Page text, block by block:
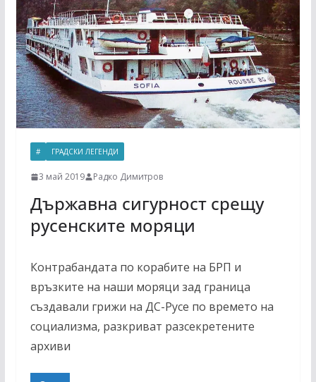
# ГРАДСКИ ЛЕГЕНДИ
3 май 2019 Радко Димитров
Държавна сигурност срещу
русенските моряци
Контрабандата по корабите на БРП и
връзките на наши моряци зад граница
създавали грижи на ДС-Русе по времето на
социализма, разкриват разсекретените
архиви